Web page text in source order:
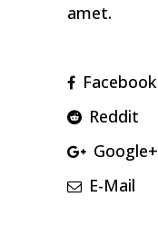
amet.
Facebook
Reddit
Google+
E-Mail